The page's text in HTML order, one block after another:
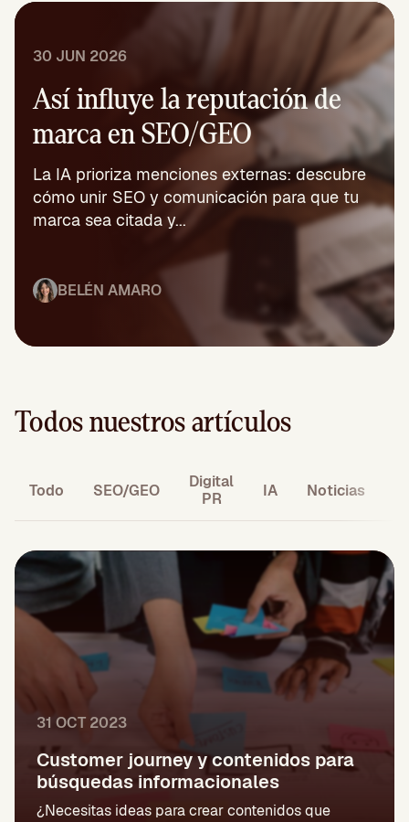
30 JUN 2026
Así influye la reputación de
marca en SEO/GEO
La IA prioriza menciones externas: descubre
cómo unir SEO y comunicación para que tu
marca sea citada y...
BELÉN AMARO
Todos nuestros artículos
Todo
Digital
PR
IA Noticias
SEO/GEO
31 OCT 2023
Customer journey y contenidos para
búsquedas informacionales
¿Necesitas ideas para crear contenidos que